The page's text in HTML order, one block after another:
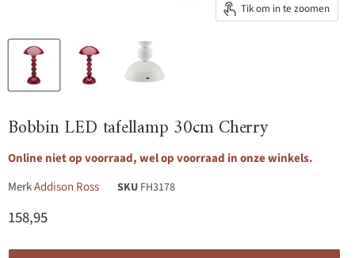
Tik om in te zoomen
Bobbin LED tafellamp 30cm Cherry
Online niet op voorraad, wel op voorraad in onze winkels.
MerkAddison Ross SKU FH3178
Huidige prijs
158,95